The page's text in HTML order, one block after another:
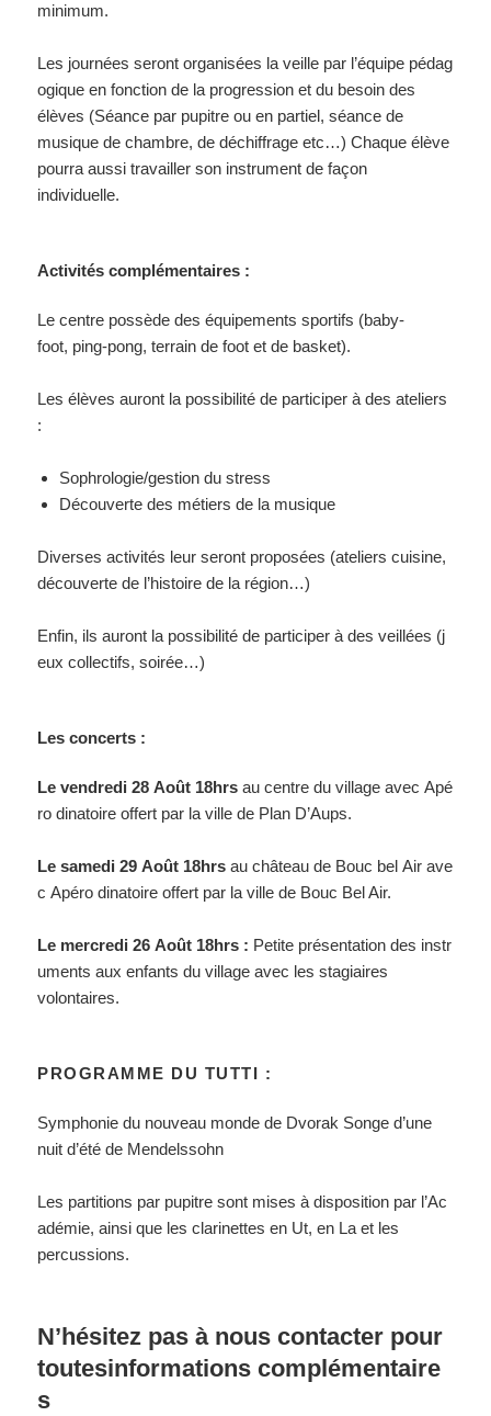
minimum.
Les journées seront organisées la veille par l’équipe pédag
ogique en fonction de la progression et du besoin des
élèves (Séance par pupitre ou en partiel, séance de
musique de chambre, de déchiffrage etc…) Chaque élève
pourra aussi travailler son instrument de façon
individuelle.
Activités complémentaires :
Le centre possède des équipements sportifs (baby-
foot, ping-pong, terrain de foot et de basket).
Les élèves auront la possibilité de participer à des ateliers
:
Sophrologie/gestion du stress
Découverte des métiers de la musique
Diverses activités leur seront proposées (ateliers cuisine,
découverte de l’histoire de la région…)
Enfin, ils auront la possibilité de participer à des veillées (j
eux collectifs, soirée…)
Les concerts :
Le vendredi 28 Août 18hrsau centre du village avec Apé
ro dinatoire offert par la ville de Plan D’Aups.
Le samedi 29 Août 18hrsau château de Bouc bel Air ave
c Apéro dinatoire offert par la ville de Bouc Bel Air.
Le mercredi 26 Août 18hrs : Petite présentation des instr
uments aux enfants du village avec les stagiaires
volontaires.
PROGRAMME DU TUTTI :
Symphonie du nouveau monde de Dvorak Songe d’une
nuit d’été de Mendelssohn
Les partitions par pupitre sont mises à disposition par l’Ac
adémie, ainsi que les clarinettes en Ut, en La et les
percussions.
N’hésitez pas à nous contacter pour
toutesinformations complémentaire
s